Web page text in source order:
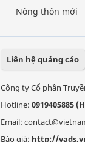
Nông thôn mới
Liên hệ quảng cáo
Công ty Cổ phần
Hotline: 0919405885
Email:
Báo giá: http://